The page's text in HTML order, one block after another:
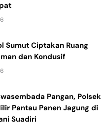
Sumut Ciptakan Ruang
dan Kondusif
Pangan, Polsek
Pantau Panen Jagung di
Suadiri